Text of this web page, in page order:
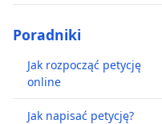
Poradniki
Jak rozpocząć petycję
online
Jak napisać petycję?